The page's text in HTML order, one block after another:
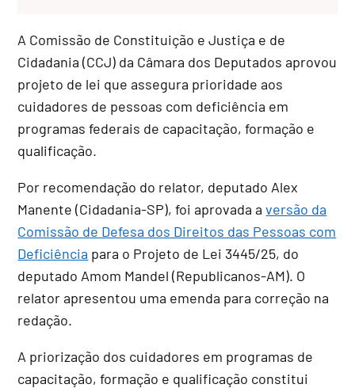
A Comissão de Constituição e Justiça e de
Cidadania (CCJ) da Câmara dos Deputados aprovou
projeto de lei que assegura prioridade aos
cuidadores de pessoas com deficiência em
programas federais de capacitação, formação e
qualificação.
Por recomendação do relator, deputado Alex
Manente (Cidadania-SP), foi aprovada aversão da
Comissão de Defesa dos Direitos das Pessoas com
Deficiência para o Projeto de Lei 3445/25, do
deputado Amom Mandel (Republicanos-AM). O
relator apresentou uma emenda para correção na
redação.
A priorização dos cuidadores em programas de
capacitação, formação e qualificação constitui